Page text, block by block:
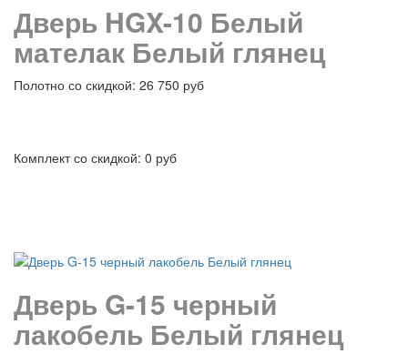
Дверь HGX-10 Белый
мателак Белый глянец
Полотно со скидкой: 26 750 руб
Комплект со скидкой: 0 руб
Дверь G-15 черный
лакобель Белый глянец